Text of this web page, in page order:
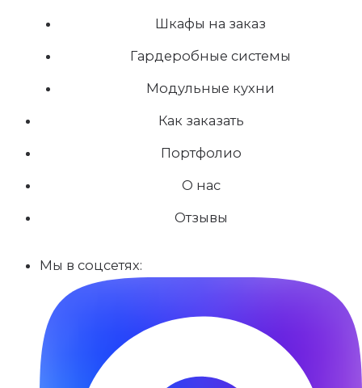
Шкафы на заказ
Гардеробные системы
Модульные кухни
Как заказать
Портфолио
О нас
Отзывы
Мы в соцсетях: